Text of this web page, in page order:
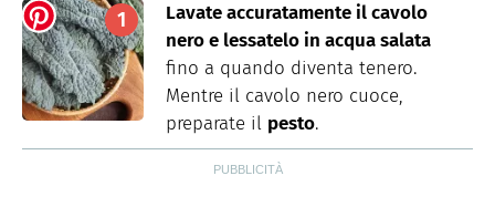
Lavate accuratamente il cavolo
nero e lessatelo in acqua salata
fino a quando diventa tenero.
Mentre il cavolo nero cuoce,
preparate il pesto.